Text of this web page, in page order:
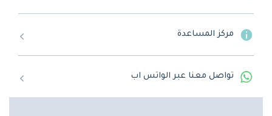
مركز المساعدة
تواصل معنا عبر الواتس اب